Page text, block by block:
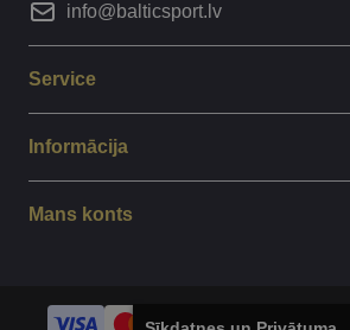
info@balticsport.lv
Service
Informācija
Mans konts